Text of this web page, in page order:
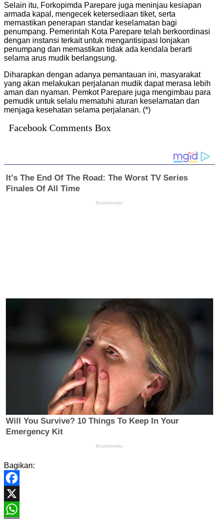
Selain itu, Forkopimda Parepare juga meninjau kesiapan
armada kapal, mengecek ketersediaan tiket, serta
memastikan penerapan standar keselamatan bagi
penumpang. Pemerintah Kota Parepare telah berkoordinasi
dengan instansi terkait untuk mengantisipasi lonjakan
penumpang dan memastikan tidak ada kendala berarti
selama arus mudik berlangsung.
Diharapkan dengan adanya pemantauan ini, masyarakat
yang akan melakukan perjalanan mudik dapat merasa lebih
aman dan nyaman. Pemkot Parepare juga mengimbau para
pemudik untuk selalu mematuhi aturan keselamatan dan
menjaga kesehatan selama perjalanan. (*)
Facebook Comments Box
Bagikan:
Facebook
X